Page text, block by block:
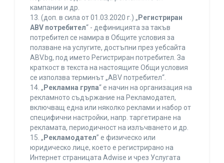
кампании и др.
13. (доп. в сила от 01.03.2020 г.) „ Регистриран
ABV потребител“ - дефиницията за такъв
потребител се намира в Общите условия за
ползване на услугите, достъпни през уебсайта
ABV.bg, под името Регистриран потребител. За
краткост в текста на настоящите Общи условия
се използва терминът „ABV потребител“.
14. „ Рекламна група“ е начин на организация на
рекламното съдържание на Рекламодател,
включващ една или няколко реклами и набор от
специфични настройки, напр. таргетиране на
рекламата, периодичност на излъчването и др.
15. „ Рекламодател” е физическо или
юридическо лице, което е регистрирано на
Интернет страницата Adwise и чрез Услугата